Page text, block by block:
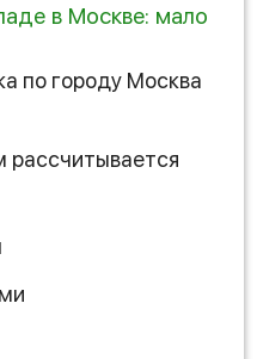
в Москве: мало
по городу Москва
рассчитывается